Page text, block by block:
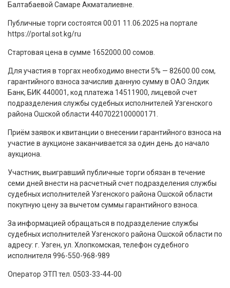
Балтабаевой Самаре Акматалиевне.
Публичные торги состоятся 00:01 11.06.2025 на портале
https://portal.sot.kg/ru
Стартовая цена в сумме 1652000.00 сомов.
Для участия в торгах необходимо внести 5% — 82600.00 сом,
гарантийного взноса зачислив данную сумму в ОАО Элдик
Банк, БИК 440001, код платежа 14511900, лицевой счет
подразделения службы судебных исполнителей Узгенского
района Ошской области 4407022100000171.
Приём заявок и квитанции о внесении гарантийного взноса на
участие в аукционе заканчивается за один день до начало
аукциона.
Участник, выигравший публичные торги обязан в течение
семи дней внести на расчетный счет подразделения службы
судебных исполнителей Узгенского района Ошской области
покупную цену за вычетом суммы гарантийного взноса.
За информацией обращаться в подразделение службы
судебных исполнителей Узгенского района Ошской области по
адресу: г. Узген, ул. Хлопкомская, телефон судебного
исполнителя 996-550-968-989
Оператор ЭТП тел. 0503-33-44-00